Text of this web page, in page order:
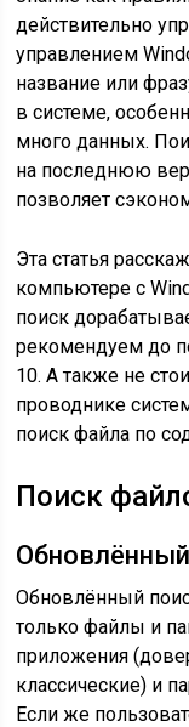
действительно
управлением
название или
в системе,
много данных.
на последнюю
позволяет
Эта статья
компьютере с
поиск
рекомендуем до
10. А также не
проводнике
поиск файла по
Поиск
Обновлённый
только файлы и
приложения
классические) и
Если же